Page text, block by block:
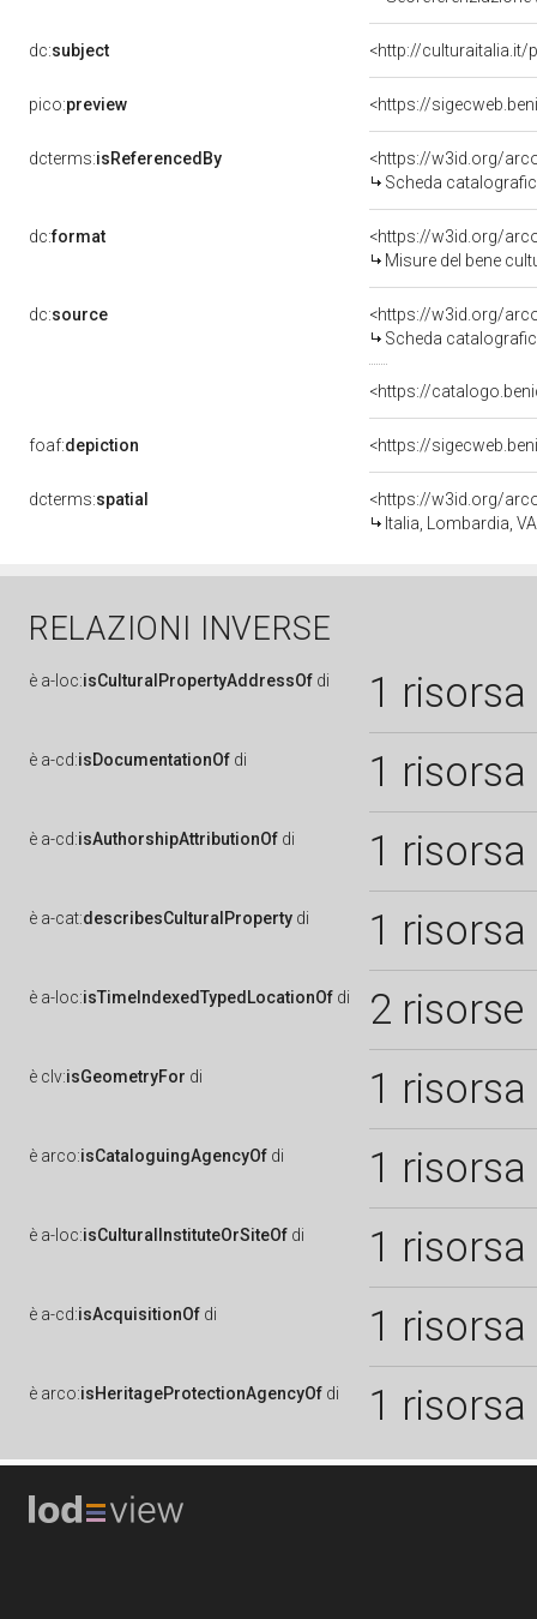
dc:subject <http://culturaitalia.it/
pico:preview
dcterms:isReferencedBy
<https://w3id.org/
Scheda
dc:format
<https://w3id.org/
Misure del bene
dc:source
<https://w3id.org/
Scheda
<https://
foaf:depiction
dcterms:spatial
<https://w3id.org/
Italia, Lombardia,
RELAZIONI INVERSE
è a-loc:isCulturalPropertyAddressOf di 1 risorsa
è a-cd:isDocumentationOf di 1 risorsa
è a-cd:isAuthorshipAttributionOf di 1 risorsa
è a-cat:describesCulturalProperty di 1 risorsa
è a-loc:isTimeIndexedTypedLocationOf di 2 risorse
è clv:isGeometryFor di 1 risorsa
è arco:isCataloguingAgencyOf di 1 risorsa
è a-loc:isCulturalInstituteOrSiteOf di 1 risorsa
è a-cd:isAcquisitionOf di 1 risorsa
è arco:isHeritageProtectionAgencyOf di 1 risorsa